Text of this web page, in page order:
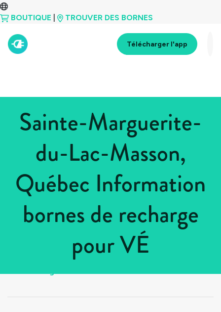
BOUTIQUE TROUVER DES BORNES
Télécharger l'app
Sainte-Marguerite-
du-Lac-Masson,
Québec Information
bornes de recharge
pour VÉ
Canada